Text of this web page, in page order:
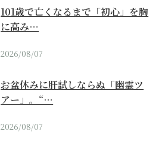
101歳で亡くなるまで「初心」を胸
に高み…
2026/08/07
お盆休みに肝試しならぬ「幽霊ツ
アー」。“…
2026/08/07